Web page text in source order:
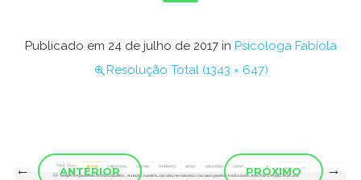
Publicado em 24 de julho de 2017in Psicologa Fabíola
Resolução Total (1343 × 647)
← ANTERIOR PRÓXIMO →